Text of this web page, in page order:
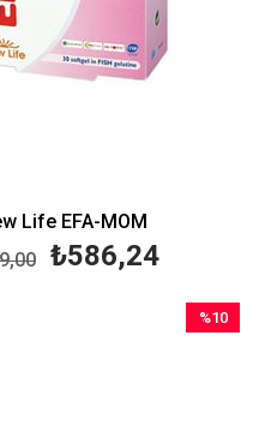
Life EFA-MOM
₺586,24
%10